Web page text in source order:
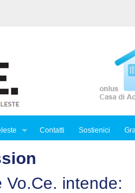
Contatti Sostienici
Vo.Ce. intende: